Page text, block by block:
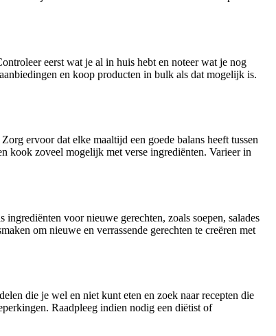
eerst wat je al in huis hebt en noteer wat je nog
en koop producten in bulk als dat mogelijk is.
ervoor dat elke maaltijd een goede balans heeft tussen
kook zoveel mogelijk met verse ingrediënten. Varieer in
voor nieuwe gerechten, zoals soepen, salades
om nieuwe en verrassende gerechten te creëren met
die je wel en niet kunt eten en zoek naar recepten die
Raadpleeg indien nodig een diëtist of